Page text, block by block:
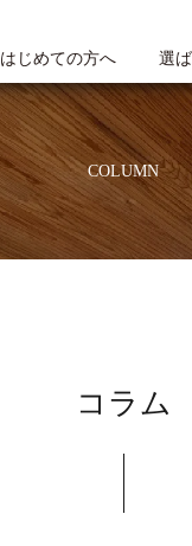
はじめての方へ 選
COLUMN
コラム